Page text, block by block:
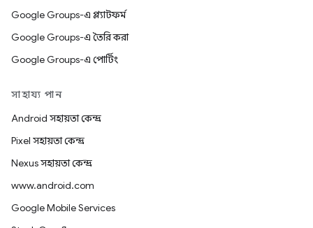
Google Groups-এ প্ল্যাটফর্ম
Google Groups-এ তৈরি করা
Google Groups-এ পোর্টিং
সাহায্য পান
Android সহায়তা কেন্দ্র
Pixel সহায়তা কেন্দ্র
Nexus সহায়তা কেন্দ্র
www.android.com
Google Mobile Services